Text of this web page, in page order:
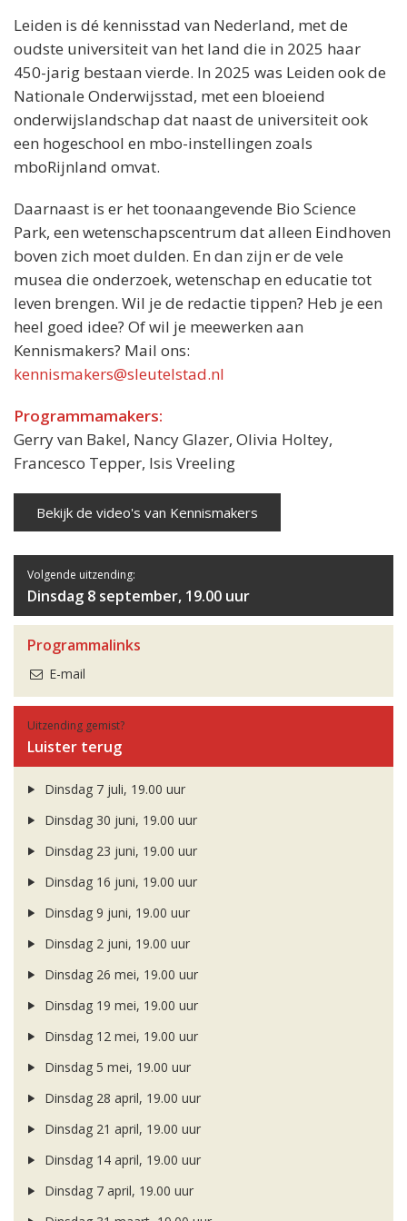
Leiden is dé kennisstad van Nederland, met de
oudste universiteit van het land die in 2025 haar
450-jarig bestaan vierde. In 2025 was Leiden ook de
Nationale Onderwijsstad, met een bloeiend
onderwijslandschap dat naast de universiteit ook
een hogeschool en mbo-instellingen zoals
mboRijnland omvat.
Daarnaast is er het toonaangevende Bio Science
Park, een wetenschapscentrum dat alleen Eindhoven
boven zich moet dulden. En dan zijn er de vele
musea die onderzoek, wetenschap en educatie tot
leven brengen. Wil je de redactie tippen? Heb je een
heel goed idee? Of wil je meewerken aan
Kennismakers? Mail ons:
kennismakers@sleutelstad.nl
Programmamakers:
Gerry van Bakel, Nancy Glazer, Olivia Holtey,
Francesco Tepper, Isis Vreeling
Bekijk de video's van Kennismakers
Volgende uitzending:
Dinsdag 8 september, 19.00 uur
Programmalinks
E-mail
Uitzending gemist?
Luister terug
Dinsdag 7 juli, 19.00 uur
Dinsdag 30 juni, 19.00 uur
Dinsdag 23 juni, 19.00 uur
Dinsdag 16 juni, 19.00 uur
Dinsdag 9 juni, 19.00 uur
Dinsdag 2 juni, 19.00 uur
Dinsdag 26 mei, 19.00 uur
Dinsdag 19 mei, 19.00 uur
Dinsdag 12 mei, 19.00 uur
Dinsdag 5 mei, 19.00 uur
Dinsdag 28 april, 19.00 uur
Dinsdag 21 april, 19.00 uur
Dinsdag 14 april, 19.00 uur
Dinsdag 7 april, 19.00 uur